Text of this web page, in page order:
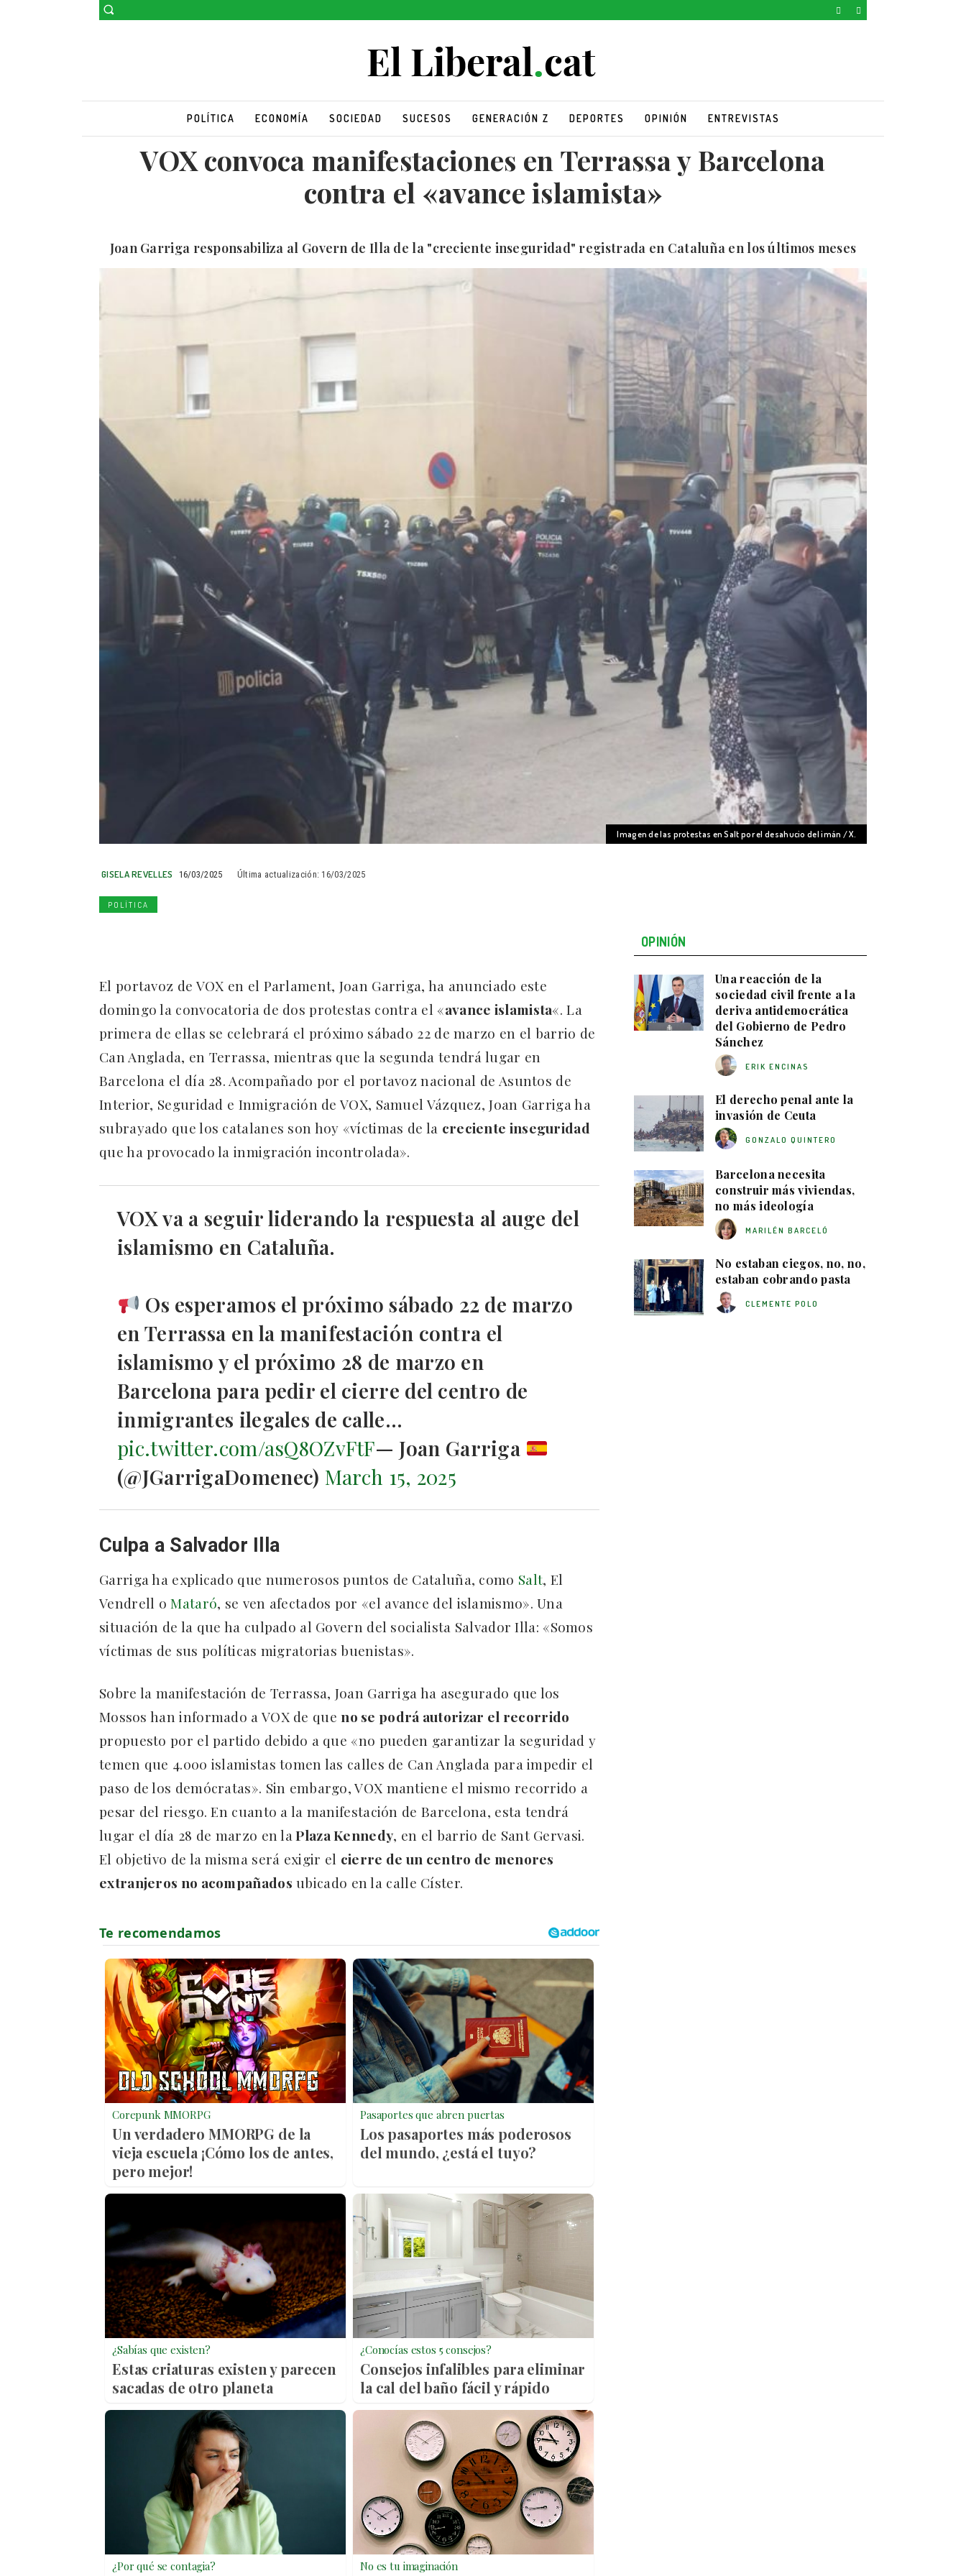
POLÍTICA ECONOMÍA SOCIEDAD SUCESOS GENERACIÓN Z DEPORTES OPINIÓN ENTREVISTAS
VOX convoca manifestaciones en Terrassa y Barcelona
contra el «avance islamista»
Joan Garriga responsabiliza al Govern de Illa de la "creciente inseguridad" registrada en Cataluña en los últimos meses
Imagen de las protestas en Salt por el desahucio del imán / X.
GISELA REVELLES 16/03/2025 Última actualización: 16/03/2025
POLÍTICA
El portavoz de VOX en el Parlament, Joan Garriga, ha anunciado este
domingo la convocatoria de dos protestas contra el «avance islamista«. La
primera de ellas se celebrará el próximo sábado 22 de marzo en el barrio de
Can Anglada, en Terrassa, mientras que la segunda tendrá lugar en
Barcelona el día 28. Acompañado por el portavoz nacional de Asuntos de
Interior, Seguridad e Inmigración de VOX, Samuel Vázquez, Joan Garriga ha
subrayado que los catalanes son hoy «víctimas de la creciente inseguridad
que ha provocado la inmigración incontrolada».
VOX va a seguir liderando la respuesta al auge del
islamismo en Cataluña.
Os esperamos el próximo sábado 22 de marzo
en Terrassa en la manifestación contra el
islamismo y el próximo 28 de marzo en
Barcelona para pedir el cierre del centro de
inmigrantes ilegales de calle…
pic.twitter.com/asQ8OZvFtF— Joan Garriga
(@JGarrigaDomenec) March 15, 2025
Culpa a Salvador Illa
Garriga ha explicado que numerosos puntos de Cataluña, como Salt, El
Vendrell oMataró, se ven afectados por «el avance del islamismo». Una
situación de la que ha culpado al Govern del socialista Salvador Illa: «Somos
víctimas de sus políticas migratorias buenistas».
Sobre la manifestación de Terrassa, Joan Garriga ha asegurado que los
Mossos han informado a VOX de que no se podrá autorizar el recorrido
propuesto por el partido debido a que «no pueden garantizar la seguridad y
temen que 4.000 islamistas tomen las calles de Can Anglada para impedir el
paso de los demócratas». Sin embargo, VOX mantiene el mismo recorrido a
pesar del riesgo. En cuanto a la manifestación de Barcelona, esta tendrá
lugar el día 28 de marzo en laPlaza Kennedy, en el barrio de Sant Gervasi.
El objetivo de la misma será exigir el cierre de un centro de menores
extranjeros no acompañados ubicado en la calle Císter.
Corepunk MMORPG
Un verdadero MMORPG de la
vieja escuela ¡Cómo los de antes,
pero mejor!
Pasaportes que abren puertas
Los pasaportes más poderosos
del mundo, ¿está el tuyo?
¿Sabías que existen?
Estas criaturas existen y parecen
sacadas de otro planeta
¿Conocías estos 5 consejos?
Consejos infalibles para eliminar
la cal del baño fácil y rápido
¿Por qué se contagia? No es tu imaginación
OPINIÓN
Una reacción de la
sociedad civil frente a la
deriva antidemocrática
del Gobierno de Pedro
Sánchez
ERIK ENCINAS
El derecho penal ante la
invasión de Ceuta
GONZALO QUINTERO
Barcelona necesita
construir más viviendas,
no más ideología
MARILÉN BARCELÓ
No estaban ciegos, no, no,
estaban cobrando pasta
CLEMENTE POLO